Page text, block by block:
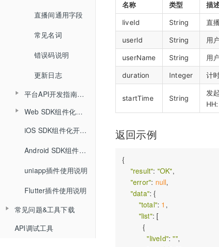
说明
文档转码
回放
课堂数据统计
直播间通用字段
常见名词
错误码说明
更新日志
平台API开发指南（旧版本）
API概述
小班课管理API
聊天相关API
回放相关API
自动登录相关API
接口认证相关API
THQS相关API
Web SDK组件化开发指南
Web SDK组件化快速集成文档
Web SDK音视频API文档
Web排麦组件化
Web聊天组件化
Web文档组件化
Web媒体组件化
iOS SDK组件化开发指南
Android SDK组件化开发指南
uniapp插件使用说明
Flutter插件使用说明
常见问题&工具下载
常见问题
API调试工具
名称 类型 描
liveId String 直
userId String 用
userName String 用
duration Integer 计
startTime String
发
返回示例
{
"result": "OK",
"error": null,
"data": {
"total": 1 ,
"list": [
          {
"liveId": "",